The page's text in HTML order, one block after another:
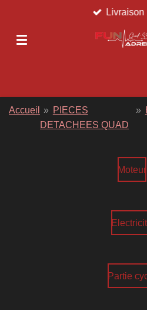
contenu
Livraison
Accueil » PIECES
DETACHEES QUAD
»
Moteur
Partie